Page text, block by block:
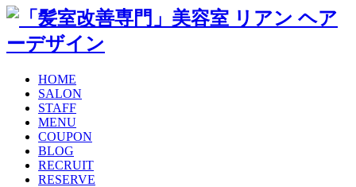
HOME
SALON
STAFF
MENU
COUPON
BLOG
RECRUIT
RESERVE